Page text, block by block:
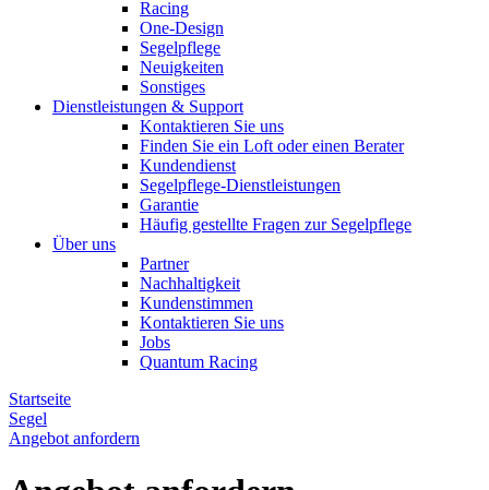
Racing
One-Design
Segelpflege
Neuigkeiten
Sonstiges
Dienstleistungen & Support
Kontaktieren Sie uns
Finden Sie ein Loft oder einen Berater
Kundendienst
Segelpflege-Dienstleistungen
Garantie
Häufig gestellte Fragen zur Segelpflege
Über uns
Partner
Nachhaltigkeit
Kundenstimmen
Kontaktieren Sie uns
Jobs
Quantum Racing
Startseite
Segel
Angebot anfordern